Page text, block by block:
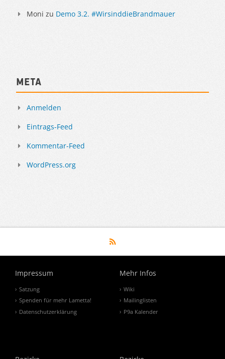
Moni zu Demo 3.2. #WirsinddieBrandmauer
Meta
Anmelden
Eintrags-Feed
Kommentar-Feed
WordPress.org
Impressum
Satzung
Spenden für mehr Lametta!
Datenschutzerklärung
Mehr Infos
Wiki
Mailinglisten
P9a Kalender